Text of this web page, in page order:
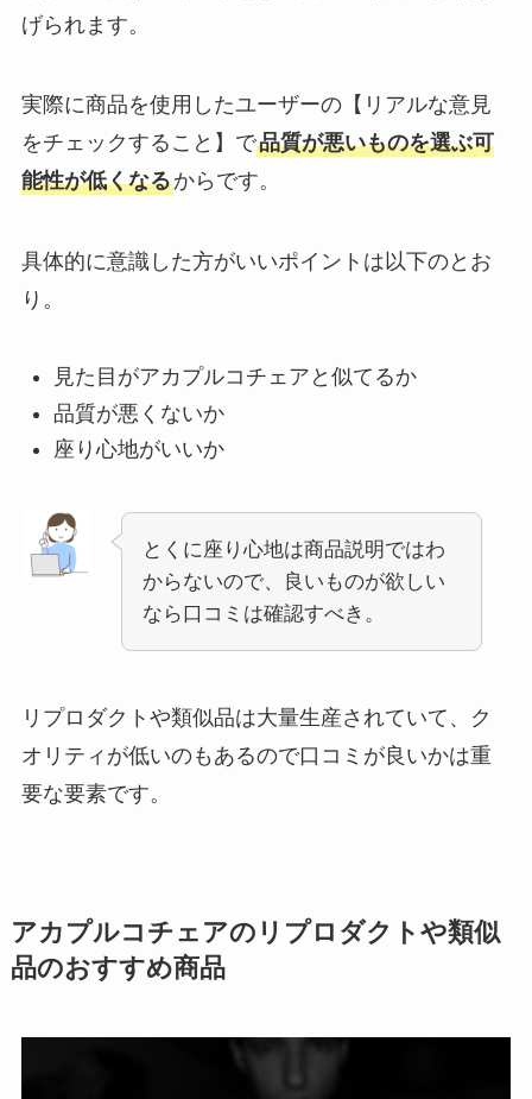
げられます。
実際に商品を使用したユーザーの【リアルな意見
をチェックすること】で品質が悪いものを選ぶ可
能性が低くなるからです。
具体的に意識した方がいいポイントは以下のとお
り。
見た目がアカプルコチェアと似てるか
品質が悪くないか
座り心地がいいか
とくに座り心地は商品説明ではわ
からないので、良いものが欲しい
なら口コミは確認すべき。
リプロダクトや類似品は大量生産されていて、ク
オリティが低いのもあるので口コミが良いかは重
要な要素です。
アカプルコチェアのリプロダクトや類似
品のおすすめ商品